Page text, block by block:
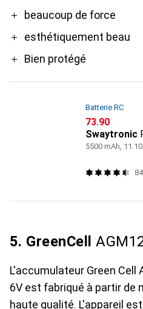
Probeaucoup de force
esthétiquement beau
Bien protégé
Batterie RC
CHF
73.90
Swaytronic
5500 mAh,
84
5. GreenCell
L'accumulateur Green Cell
6V est fabriqué à partir de
haute qualité. L'appareil